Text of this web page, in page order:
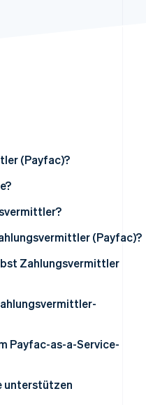
2026
(Payfac)?
(Payfac)?
Zahlungsvermittler
erschließen
operativer Aufwand
Payfac-as-a-Service-
unterstützen